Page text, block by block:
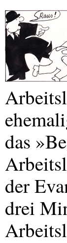
das
der
drei